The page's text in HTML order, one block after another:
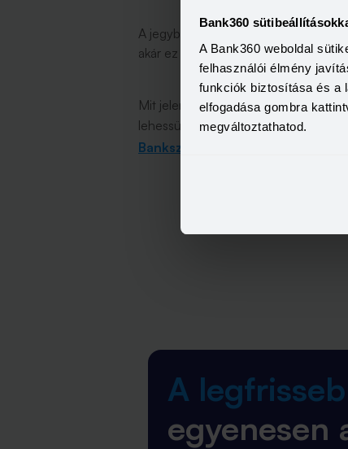
Bank360
A Bank360 weboldal
felhasználói élmény
funkciók biztosítása és a
elfogadása gombra
megváltoztathatod.
A jegybank továbbá azt is
akár ez is használható lehet
Mit jelentenek a fentiek a
lehessünk, legyen szó akár
Bankszámla Kalkulátorával
A
egyenesen